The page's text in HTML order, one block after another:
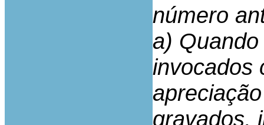
número
a)
invocados
gravados,